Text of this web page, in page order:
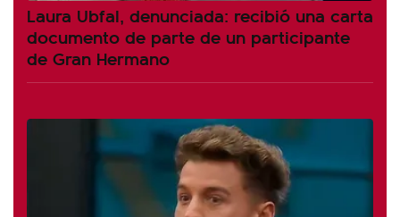
Laura Ubfal, denunciada: recibió una carta
documento de parte de un participante
de Gran Hermano